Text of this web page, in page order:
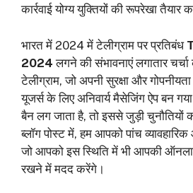
कार्रवाई योग्य युक्तियों की रूपरेखा तैयार
भारत में 2024 में टेलीग्राम पर प्रतिबंध
2024 लगने की संभावनाएं लगातार चर्चा
टेलीग्राम, जो अपनी सुरक्षा और
यूजर्स के लिए अनिवार्य मैसेजिंग ऐप बन
बैन लग जाता है, तो इससे जुड़ी
ब्लॉग पोस्ट में, हम आपको पांच व्यावहारिक
जो आपको इस स्थिति में भी आपकी
रखने में मदद करेंगे।